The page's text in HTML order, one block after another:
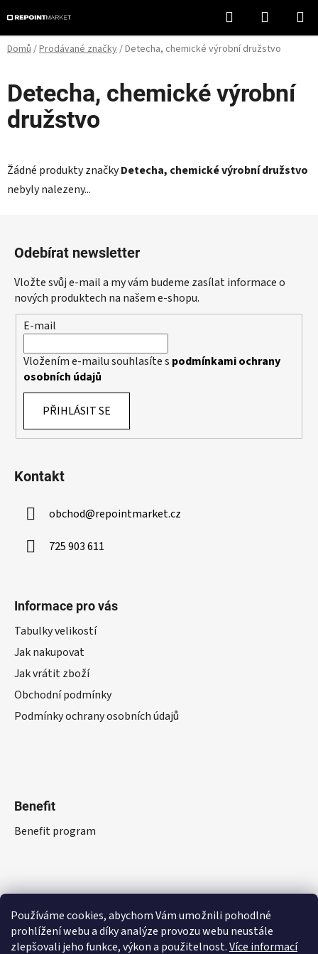
Používáme cookies, abychom Vám umožnili pohodlné
prohlížení webu a díky analýze provozu webu neustále
zlepšovali jeho funkce, výkon a použitelnost.Více informací
na
obsah
Hledat
KOŠÍK
Domů/Prodávané značky/Detecha, chemické výrobní družstvo
Detecha, chemické výrobní
družstvo
Žádné produkty značkyDetecha, chemické výrobní družstvo
nebyly nalezeny...
Odebírat newsletter
Vložte svůj e-mail a my vám budeme zasílat informace o
nových produktech na našem e-shopu.
E-mail
Vložením e-mailu souhlasíte s podmínkami ochrany
osobních údajů
PŘIHLÁSIT SE
Kontakt
obchod@repointmarket.cz
725 903 611
Informace pro vás
Tabulky velikostí
Jak nakupovat
Jak vrátit zboží
Obchodní podmínky
Podmínky ochrany osobních údajů
Benefit
Benefit program